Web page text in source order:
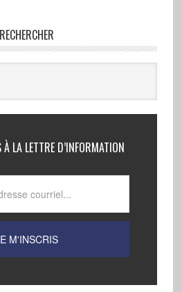
RECHERCHER
LA LETTRE D’INFORMATION